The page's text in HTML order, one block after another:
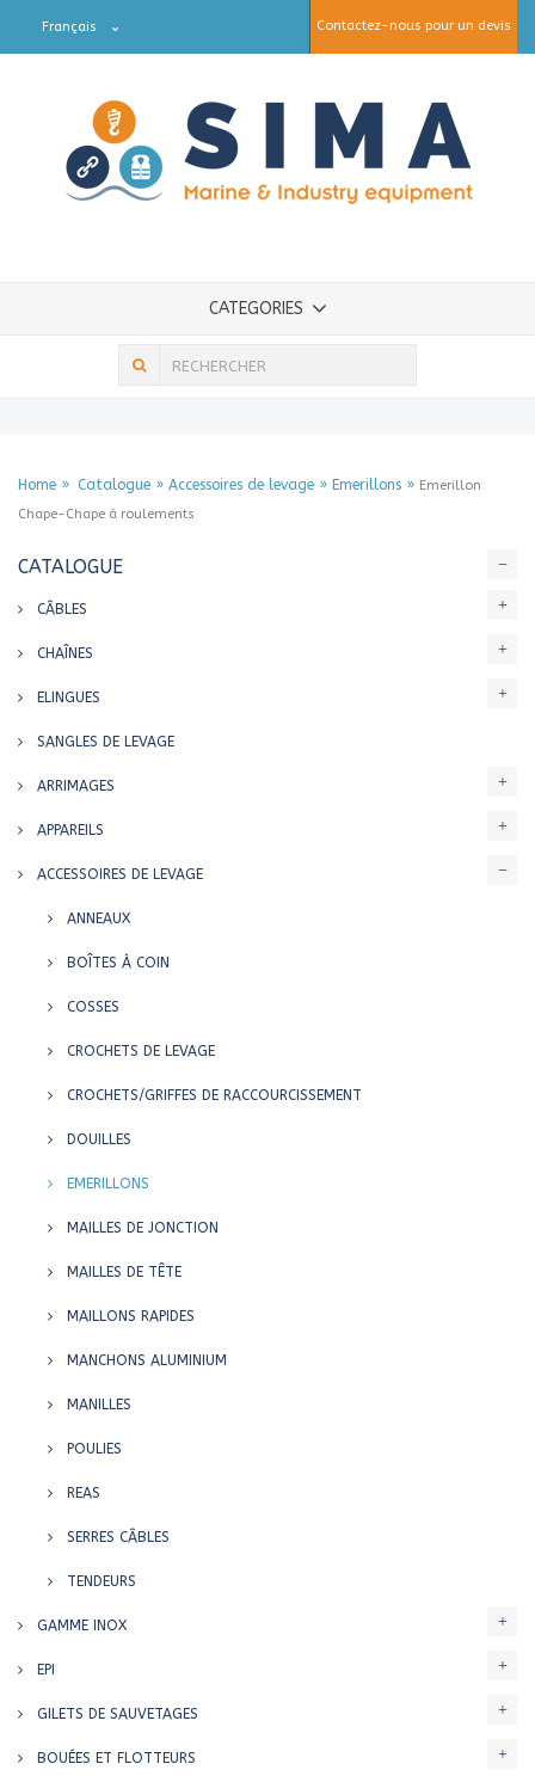
Français Contactez-nous pour un devis
CATEGORIES
Home Catalogue Accessoires de levage Emerillons
Emerillon
Chape-Chape à roulements
CATALOGUE
CÂBLES
CHAÎNES
ELINGUES
SANGLES DE LEVAGE
ARRIMAGES
APPAREILS
ACCESSOIRES DE LEVAGE
ANNEAUX
BOÎTES À COIN
COSSES
CROCHETS DE LEVAGE
CROCHETS/GRIFFES DE RACCOURCISSEMENT
DOUILLES
EMERILLONS
MAILLES DE JONCTION
MAILLES DE TÊTE
MAILLONS RAPIDES
MANCHONS ALUMINIUM
MANILLES
POULIES
REAS
SERRES CÂBLES
TENDEURS
GAMME INOX
EPI
GILETS DE SAUVETAGES
BOUÉES ET FLOTTEURS